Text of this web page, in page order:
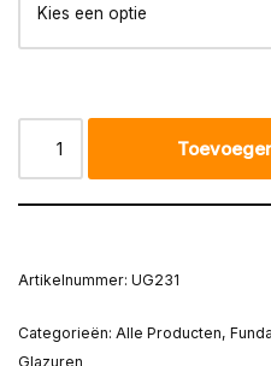
Artikelnummer: UG231
Categorieën: Alle Producten,
Glazuren